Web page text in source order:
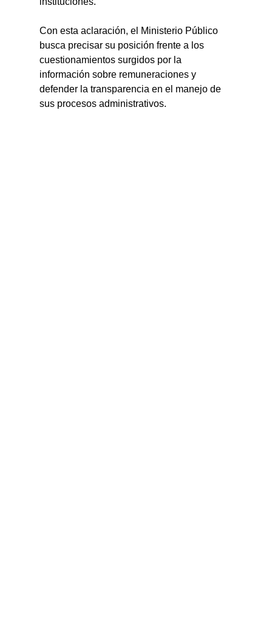
Con esta aclaración, el Ministerio Público
busca precisar su posición frente a los
cuestionamientos surgidos por la
información sobre remuneraciones y
defender la transparencia en el manejo de
sus procesos administrativos.